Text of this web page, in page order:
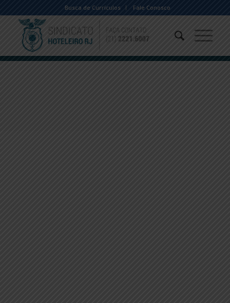
Busca de Currículos Fale Conosco